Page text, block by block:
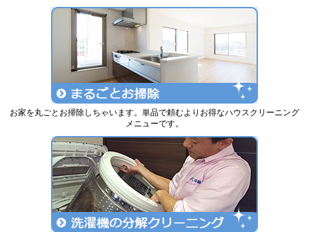
お家を丸ごとお掃除しちゃいます。単品で頼むよりお得なハウスクリーニング
メニューです。